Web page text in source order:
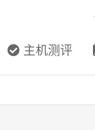
主机测评